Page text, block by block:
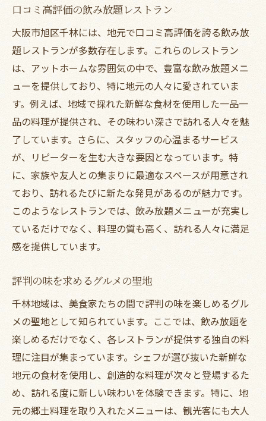
口コミ高評価の飲み放題レストラン
大阪市旭区千林には、地元で口コミ高評価を誇る飲み放
題レストランが多数存在します。これらのレストラン
は、アットホームな雰囲気の中で、豊富な飲み放題メニ
ューを提供しており、特に地元の人々に愛されていま
す。例えば、地域で採れた新鮮な食材を使用した一品一
品の料理が提供され、その味わい深さで訪れる人々を魅
了しています。さらに、スタッフの心温まるサービス
が、リピーターを生む大きな要因となっています。特
に、家族や友人との集まりに最適なスペースが用意され
ており、訪れるたびに新たな発見があるのが魅力です。
このようなレストランでは、飲み放題メニューが充実し
ているだけでなく、料理の質も高く、訪れる人々に満足
感を提供しています。
評判の味を求めるグルメの聖地
千林地域は、美食家たちの間で評判の味を楽しめるグル
メの聖地として知られています。ここでは、飲み放題を
楽しめるだけでなく、各レストランが提供する独自の料
理に注目が集まっています。シェフが選び抜いた新鮮な
地元の食材を使用し、創造的な料理が次々と登場するた
め、訪れる度に新しい味わいを体験できます。特に、地
元の郷土料理を取り入れたメニューは、観光客にも大人